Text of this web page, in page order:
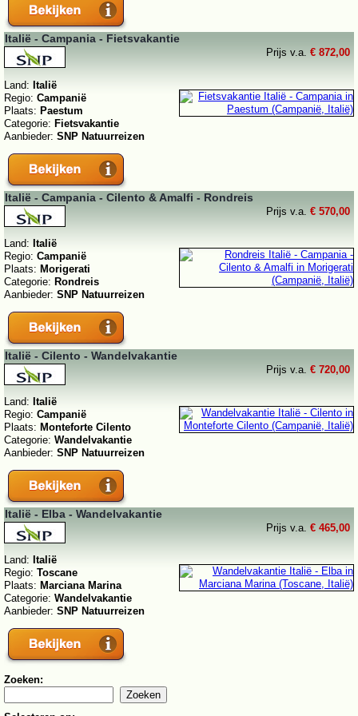
Italië - Campania - Fietsvakantie
Prijs v.a. € 872,00
Land: Italië
Regio: Campanië
Plaats: Paestum
Categorie: Fietsvakantie
Aanbieder: SNP Natuurreizen
Italië - Campania - Cilento & Amalfi - Rondreis
Prijs v.a. € 570,00
Land: Italië
Regio: Campanië
Plaats: Morigerati
Categorie: Rondreis
Aanbieder: SNP Natuurreizen
Italië - Cilento - Wandelvakantie
Prijs v.a. € 720,00
Land: Italië
Regio: Campanië
Plaats: Monteforte Cilento
Categorie: Wandelvakantie
Aanbieder: SNP Natuurreizen
Italië - Elba - Wandelvakantie
Prijs v.a. € 465,00
Land: Italië
Regio: Toscane
Plaats: Marciana Marina
Categorie: Wandelvakantie
Aanbieder: SNP Natuurreizen
Zoeken: